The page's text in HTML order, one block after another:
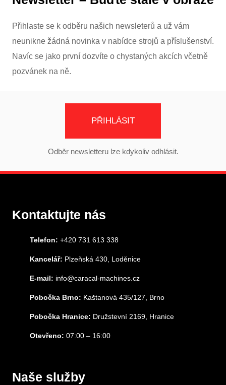
Přihlaste se k odběru našich newsleterů a už vám
neunikne žádná novinka v nabídce strojů a příslušenství.
Navíc se jako první dozvíte o chystaných akcích včetně
pozvánek na ně.
PŘIHLÁSIT
Odběr newsletteru lze kdykoliv odhlásit.
Kontaktujte nás
Telefon: +420 731 613 338
Kancelář: Plzeňská 430, Loděnice
E-mail: info@caracal-machines.cz
Pobočka Brno: Kaštanová 435/127, Brno
Pobočka Hranice: Družstevní 2169, Hranice
Otevřeno: 07:00 – 16:00
Naše služby